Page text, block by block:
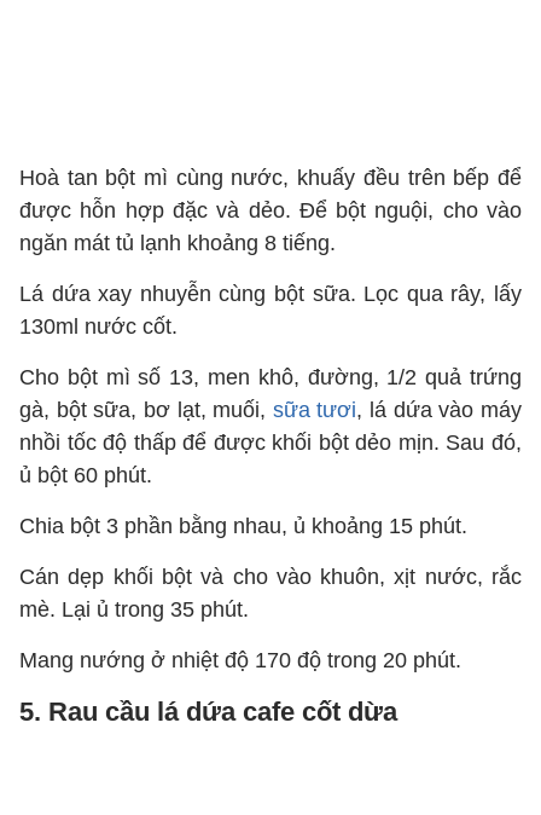
Hoà tan bột mì cùng nước, khuấy đều trên bếp để
được hỗn hợp đặc và dẻo. Để bột nguội, cho vào
ngăn mát tủ lạnh khoảng 8 tiếng.
Lá dứa xay nhuyễn cùng bột sữa. Lọc qua rây, lấy
130ml nước cốt.
Cho bột mì số 13, men khô, đường, 1/2 quả trứng
gà, bột sữa, bơ lạt, muối, sữa tươi, lá dứa vào máy
nhồi tốc độ thấp để được khối bột dẻo mịn. Sau đó,
ủ bột 60 phút.
Chia bột 3 phần bằng nhau, ủ khoảng 15 phút.
Cán dẹp khối bột và cho vào khuôn, xịt nước, rắc
mè. Lại ủ trong 35 phút.
Mang nướng ở nhiệt độ 170 độ trong 20 phút.
5. Rau cầu lá dứa cafe cốt dừa